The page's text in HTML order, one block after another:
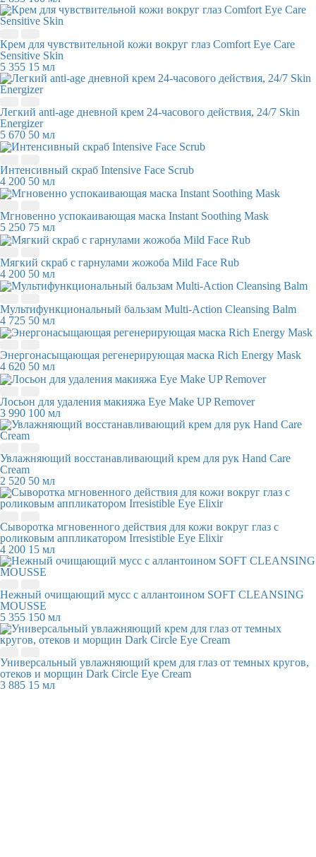
Крем для чувствительной кожи вокруг глаз Comfort Eye Care
Sensitive Skin
5 355 15 мл
Легкий anti-age дневной крем 24-часового действия, 24/7 Skin
Energizer
5 670 50 мл
Интенсивный скраб Intensive Face Scrub
4 200 50 мл
Мгновенно успокаивающая маска Instant Soothing Mask
5 250 75 мл
Мягкий скраб с гарнулами жожоба Mild Face Rub
4 200 50 мл
Мультифункциональный бальзам Multi-Action Cleansing Balm
4 725 50 мл
Энергонасыщающая регенерирующая маска Rich Energy Mask
4 620 50 мл
Лосьон для удаления макияжа Eye Make UP Remover
3 990 100 мл
Увлажняющий восстанавливающий крем для рук Hand Care
Cream
2 520 50 мл
Сыворотка мгновенного действия для кожи вокруг глаз с
роликовым аппликатором Irresistible Eye Elixir
4 200 15 мл
Нежный очищающий мусс с аллантоином SOFT CLEANSING
MOUSSE
5 355 150 мл
Универсальный увлажняющий крем для глаз от темных кругов,
отеков и морщин Dark Circle Eye Cream
3 885 15 мл